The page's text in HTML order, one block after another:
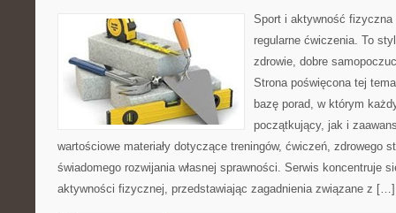
Sport i aktywność
regularne ćwiczenia. To
zdrowie, dobre
Strona poświęcona tej
bazę porad, w którym
początkujący, jak i
wartościowe materiały dotyczące treningów, ćwiczeń, zdrowego
świadomego rozwijania własnej sprawności. Serwis koncentruje
aktywności fizycznej, przedstawiając zagadnienia związane z […]